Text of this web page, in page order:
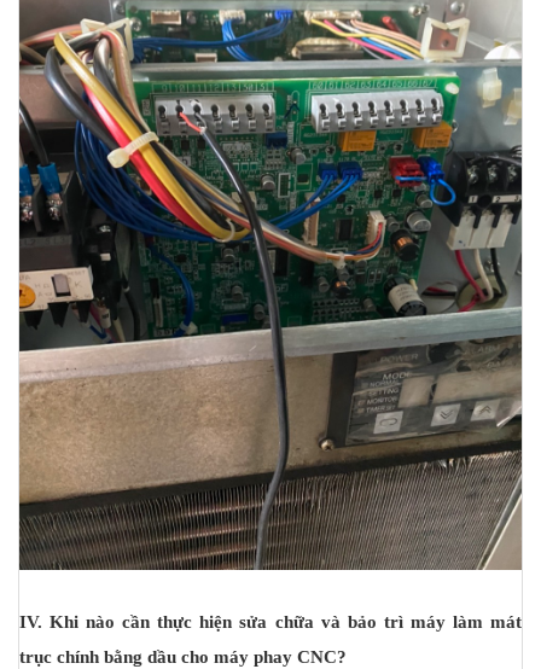
IV. Khi nào cần thực hiện sửa chữa và bảo trì máy làm mát
trục chính bằng dầu cho máy phay CNC?